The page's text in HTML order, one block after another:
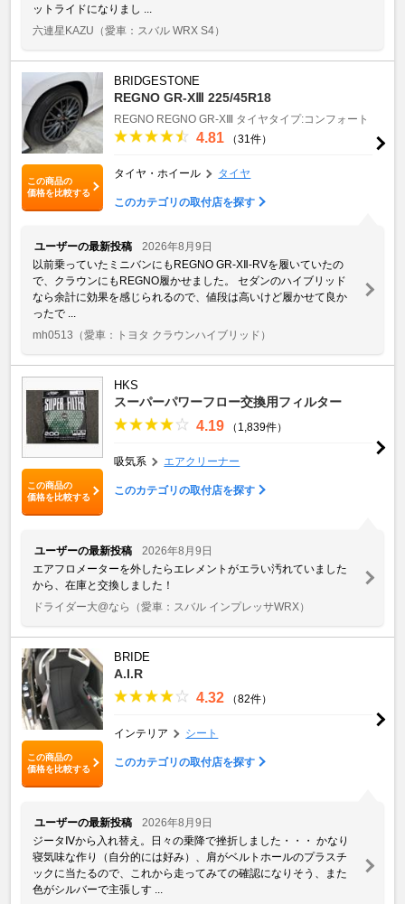
ットライドになりまし ...
六連星KAZU （愛車：スバル WRX S4）
この商品の
価格を比較する
BRIDGESTONE
REGNO GR-XⅢ 225/45R18
REGNO REGNO GR-XⅢ タイヤタイプ:コンフォート
4.81 （31件）
タイヤ・ホイール タイヤ
このカテゴリの取付店を探す
ユーザーの最新投稿
2026年8月9日
以前乗っていたミニバンにもREGNO GR-XⅡ-RVを履いていたの
で、クラウンにもREGNO履かせました。 セダンのハイブリッド
なら余計に効果を感じられるので、値段は高いけど履かせて良か
ったで ...
mh0513 （愛車：トヨタ クラウンハイブリッド）
この商品の
価格を比較する
HKS
スーパーパワーフロー交換用フィルター
4.19 （1,839件）
吸気系 エアクリーナー
このカテゴリの取付店を探す
ユーザーの最新投稿
2026年8月9日
エアフロメーターを外したらエレメントがエラい汚れていました
から、在庫と交換しました！
ドライダー大@なら
（愛車：スバル インプレッサWRX）
この商品の
価格を比較する
BRIDE
A.I.R
4.32 （82件）
インテリア シート
このカテゴリの取付店を探す
ユーザーの最新投稿
2026年8月9日
ジータⅣから入れ替え。日々の乗降で挫折しました・・・ かなり
寝気味な作り（自分的には好み）、肩がベルトホールのプラスチ
ックに当たるので、これから走ってみての確認になりそう、また
色がシルバーで主張しす ...